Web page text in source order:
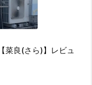
菜良(さら)】レビュ